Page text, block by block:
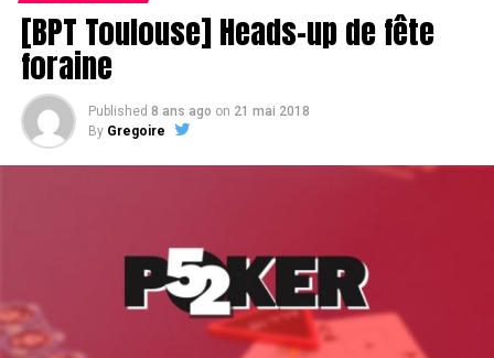
[BPT Toulouse] Heads-up de fête
foraine
Published 8 ans ago on 21 mai 2018
By Gregoire